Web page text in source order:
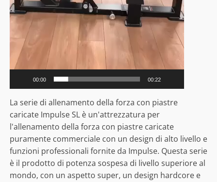
00:00 00:22
La serie di allenamento della forza con piastre
caricate Impulse SL è un'attrezzatura per
l'allenamento della forza con piastre caricate
puramente commerciale con un design di alto livello e
funzioni professionali fornite da Impulse. Questa serie
è il prodotto di potenza sospesa di livello superiore al
mondo, con un aspetto super, un design hardcore e